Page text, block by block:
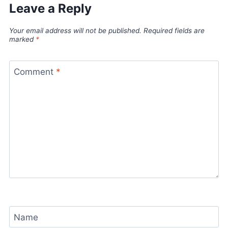
Leave a Reply
Your email address will not be published. Required fields are
marked *
Comment *
Name